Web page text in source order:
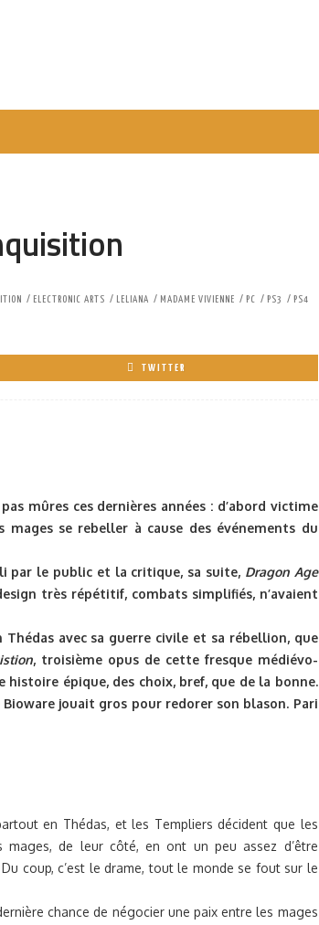
ELECTRONIC ARTS LELIANA MADAME VIVIENNE PC PS3
PS4
TWITTER
mûres ces dernières années : d’abord victime
se rebeller à cause des événements du
le public et la critique, sa suite, Dragon Age
très répétitif, combats simplifiés, n’avaient
avec sa guerre civile et sa rébellion, que
, troisième opus de cette fresque médiévo-
épique, des choix, bref, que de la bonne.
jouait gros pour redorer son blason. Pari
en Thédas, et les Templiers décident que les
de leur côté, en ont un peu assez d’être
coup, c’est le drame, tout le monde se fout sur le
chance de négocier une paix entre les mages